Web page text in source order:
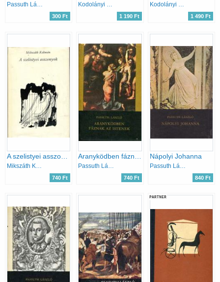
Passuth László
300 Ft
Kodolányi János
1 190 Ft
Kodolányi János
1 490 Ft
740 Ft 740 Ft
Nápolyi Johanna
840 Ft
PARTNER